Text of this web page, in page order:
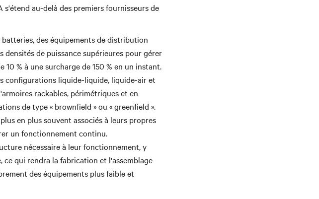
au-delà des premiers fournisseurs de
des équipements de distribution
de puissance supérieures pour gérer
% à une surcharge de 150 % en un instant.
configurations liquide-liquide, liquide-air et
rackables, périmétriques et en
de type « brownfield » ou « greenfield ».
en plus souvent associés à leurs propres
un fonctionnement continu.
nécessaire à leur fonctionnement, y
qui rendra la fabrication et l'assemblage
des équipements plus faible et